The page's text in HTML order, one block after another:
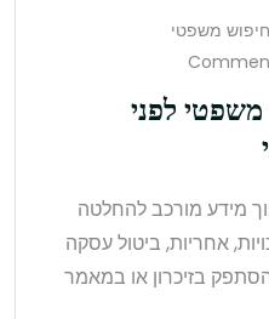
לפני
מידע מורכב להחלטה
אחריות, ביטול עסקה
בזיכרון או במאמר